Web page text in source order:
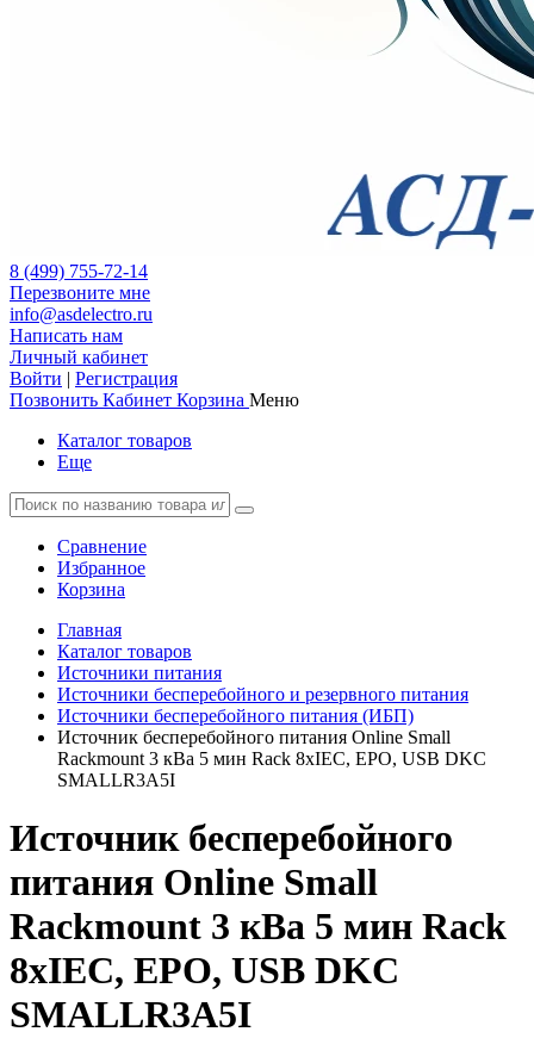
8 (499) 755-72-14
Перезвоните мне
info@asdelectro.ru
Написать нам
Личный кабинет
Войти | Регистрация
Позвонить Кабинет Корзина Меню
Каталог товаров
Еще
Сравнение
Избранное
Корзина
Главная
Каталог товаров
Источники питания
Источники бесперебойного и резервного питания
Источники бесперебойного питания (ИБП)
Источник бесперебойного питания Online Small
Rackmount 3 кВа 5 мин Rack 8xIEC, EPO, USB DKC
SMALLR3A5I
Источник бесперебойного
питания Online Small
Rackmount 3 кВа 5 мин Rack
8xIEC, EPO, USB DKC
SMALLR3A5I